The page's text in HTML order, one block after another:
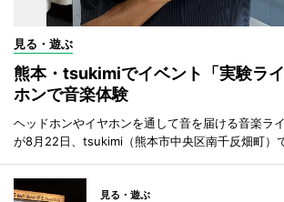
見る・遊ぶ
熊本・tsukimiでイベント「実験ラ
ホンで音楽体験
ヘッドホンやイヤホンを通して音を届ける音楽ラ
が8月22日、tsukimi（熊本市中央区南千反畑町）
見る・遊ぶ